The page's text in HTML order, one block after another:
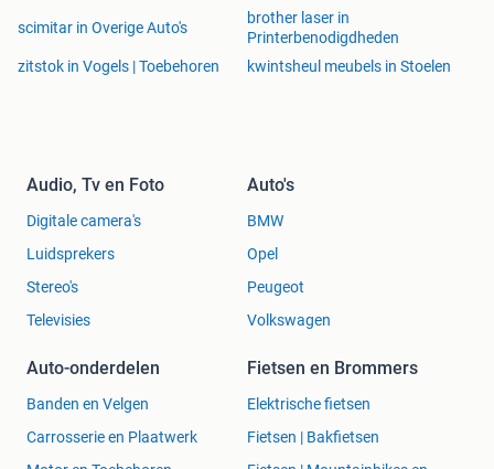
scimitar in Overige Auto's
brother laser in
Printerbenodigdheden
zitstok in Vogels | Toebehoren
kwintsheul meubels in Stoelen
Audio, Tv en Foto
Digitale camera's
Luidsprekers
Stereo's
Televisies
Auto's
BMW
Opel
Peugeot
Volkswagen
Auto-onderdelen
Banden en Velgen
Carrosserie en Plaatwerk
Fietsen en Brommers
Elektrische fietsen
Fietsen | Bakfietsen